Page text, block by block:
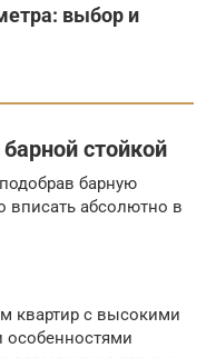
выбор и
стойкой
барную
вписать абсолютно в
квартир с высокими
особенностями